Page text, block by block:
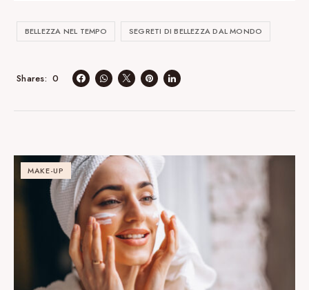
BELLEZZA NEL TEMPO SEGRETI DI BELLEZZA DAL MONDO
0
Shares
MAKE-UP